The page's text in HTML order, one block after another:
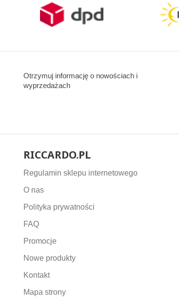
Otrzymuj informację o nowościach i
wyprzedażach
RICCARDO.PL
Regulamin sklepu internetowego
O nas
Polityka prywatności
FAQ
Promocje
Nowe produkty
Kontakt
Mapa strony